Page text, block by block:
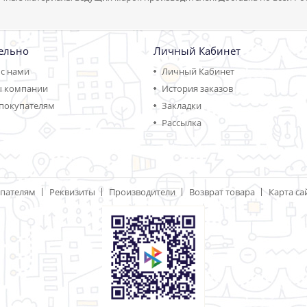
с нами
компании
Личный Кабинет
Личный Кабинет
История заказов
Закладки
Рассылка
Реквизиты Производители Возврат товара Карта